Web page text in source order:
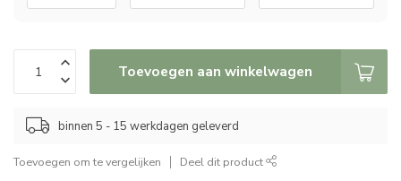
Toevoegen aan winkelwagen
binnen 5 - 15 werkdagen geleverd
Toevoegen om te vergelijken Deel dit product